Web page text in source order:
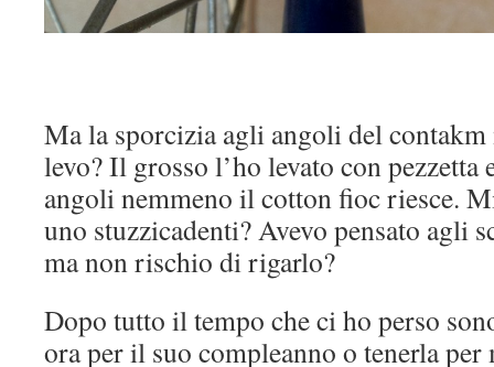
Ma la sporcizia agli angoli del contakm
levo? Il grosso l’ho levato con pezzetta
angoli nemmeno il cotton fioc riesce.
uno stuzzicadenti? Avevo pensato agli
ma non rischio di rigarlo?
Dopo tutto il tempo che ci ho perso
ora per il suo compleanno o tenerla per